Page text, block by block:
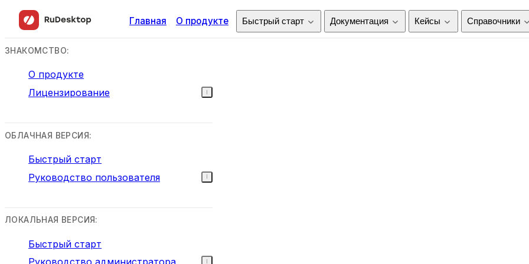
Главная О продукте Быстрый старт Документация Кейсы Справочники
ЗНАКОМСТВО:
О продукте
Лицензирование
ОБЛАЧНАЯ ВЕРСИЯ:
Быстрый старт
Руководство пользователя
ЛОКАЛЬНАЯ ВЕРСИЯ:
Быстрый старт